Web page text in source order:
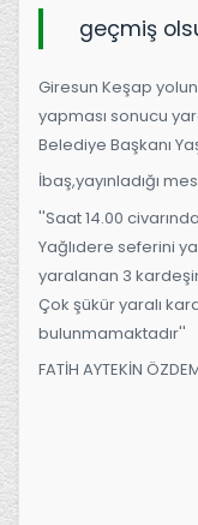
geçmiş
Giresun Keşap
yapması sonucu
Belediye Başkanı
İbaş,yayınladığı
''Saat 14.00
Yağlıdere seferini
yaralanan 3
Çok şükür yaralı
bulunmamaktadır''
FATİH AYTEKİN